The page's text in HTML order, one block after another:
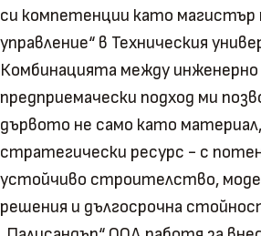
си компетенции като магистър
управление“ в Техническия
Комбинацията между инженерно
предприемачески подход ми
дървото не само като
стратегически ресурс - с
устойчиво строителство,
решения и дългосрочна